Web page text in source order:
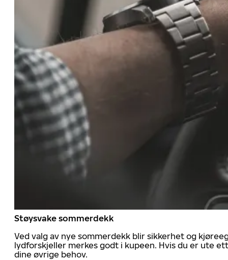
Støysvake sommerdekk
Ved valg av nye sommerdekk blir sikkerhet og
lydforskjeller merkes godt i kupeen. Hvis du er ute
dine øvrige behov.